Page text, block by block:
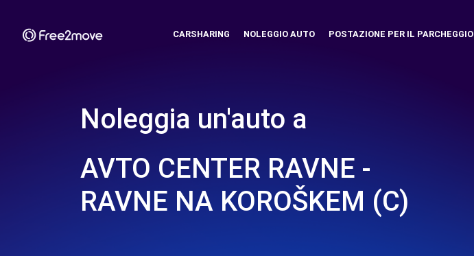
CARSHARING NOLEGGIO AUTO POSTAZIONE PER IL PARCHEGGIO
Noleggia un'auto a
AVTO CENTER RAVNE -
RAVNE NA KOROŠKEM (C)